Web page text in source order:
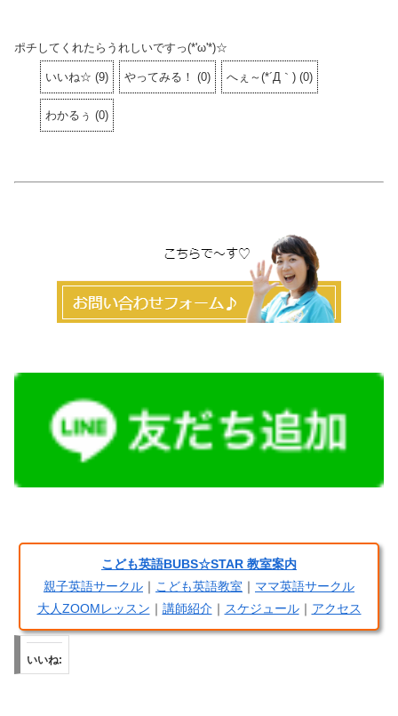
ポチしてくれたらうれしいですっ(*'ω'*)☆
いいね☆ (9) やってみる！ (0) へぇ～(*´Д｀) (0)
わかるぅ (0)
こども英語BUBS☆STAR 教室案内
親子英語サークル ｜ こども英語教室 ｜ ママ英語サークル
大人ZOOMレッスン ｜ 講師紹介｜ スケジュール｜ アクセス
いいね: